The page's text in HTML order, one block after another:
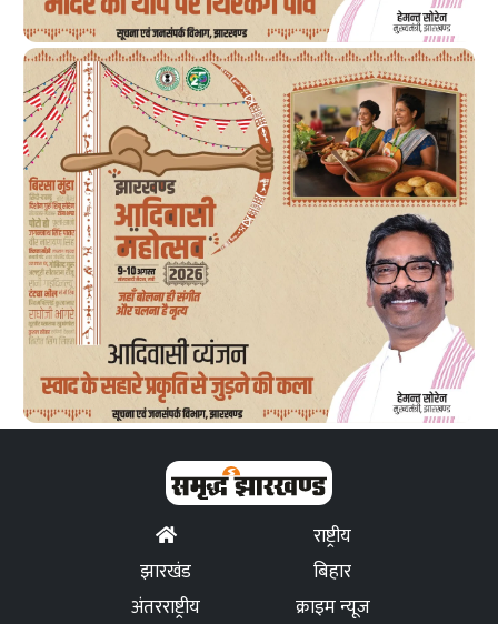
राष्ट्रीय
झारखंड
बिहार
अंतरराष्ट्रीय
क्राइम न्यूज